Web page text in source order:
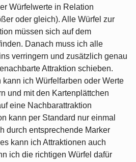
Würfelwerte in Relation
oder gleich). Alle Würfel zur
müssen sich auf dem
Danach muss ich alle
verringern und zusätzlich genau
Attraktion schieben.
kann ich Würfelfarben oder Werte
und mit den Kartenplättchen
eine Nachbarattraktion
kann per Standard nur einmal
durch entsprechende Marker
kann ich Attraktionen auch
ich die richtigen Würfel dafür